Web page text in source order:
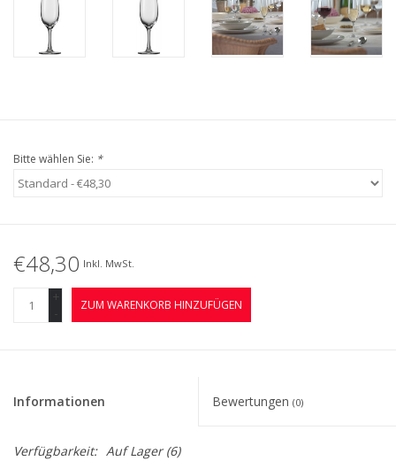
Bitte wählen Sie: *
€48,30 Inkl. MwSt.
+
-
ZUM WARENKORB HINZUFÜGEN
Informationen Bewertungen (0)
Verfügbarkeit: Auf Lager(6)